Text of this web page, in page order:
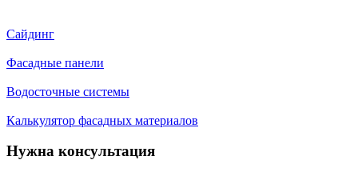
Сайдинг
Фасадные панели
Водосточные системы
Калькулятор фасадных материалов
Нужна консультация